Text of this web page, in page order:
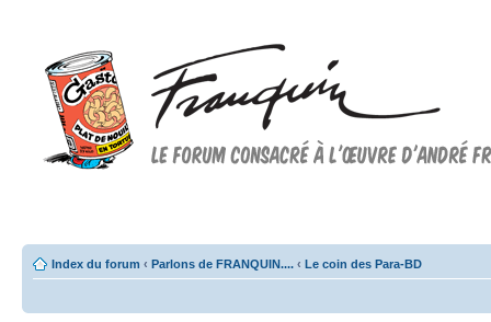
Index du forum ‹ Parlons de FRANQUIN.... ‹ Le coin des Para-BD